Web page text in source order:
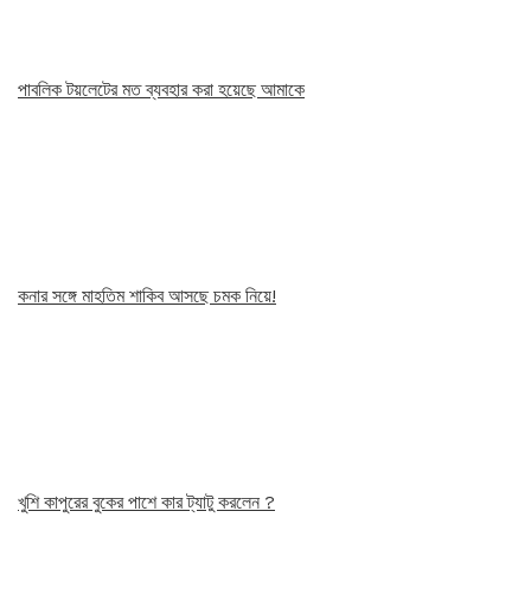
পাবলিক টয়লেটের মত ব্যবহার করা হয়েছে আমাকে
কনার সঙ্গে মাহতিম শাকিব আসছে চমক নিয়ে!
খুশি কাপুরের বুকের পাশে কার ট্যাটু করলেন ?